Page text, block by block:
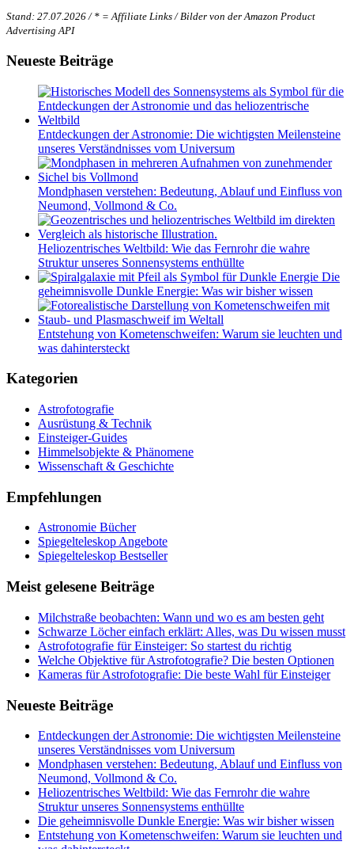
Stand: 27.07.2026 / * = Affiliate Links / Bilder von der Amazon Product
Advertising API
Neueste Beiträge
Entdeckungen der Astronomie: Die wichtigsten Meilensteine
unseres Verständnisses vom Universum
Mondphasen verstehen: Bedeutung, Ablauf und Einfluss von
Neumond, Vollmond & Co.
Heliozentrisches Weltbild: Wie das Fernrohr die wahre
Struktur unseres Sonnensystems enthüllte
Die
geheimnisvolle Dunkle Energie: Was wir bisher wissen
Entstehung von Kometenschweifen: Warum sie leuchten und
was dahintersteckt
Kategorien
Astrofotografie
Ausrüstung & Technik
Einsteiger-Guides
Himmelsobjekte & Phänomene
Wissenschaft & Geschichte
Empfehlungen
Astronomie Bücher
Spiegelteleskop Angebote
Spiegelteleskop Bestseller
Meist gelesene Beiträge
Milchstraße beobachten: Wann und wo es am besten geht
Schwarze Löcher einfach erklärt: Alles, was Du wissen musst
Astrofotografie für Einsteiger: So startest du richtig
Welche Objektive für Astrofotografie? Die besten Optionen
Kameras für Astrofotografie: Die beste Wahl für Einsteiger
Neueste Beiträge
Entdeckungen der Astronomie: Die wichtigsten Meilensteine
unseres Verständnisses vom Universum
Mondphasen verstehen: Bedeutung, Ablauf und Einfluss von
Neumond, Vollmond & Co.
Heliozentrisches Weltbild: Wie das Fernrohr die wahre
Struktur unseres Sonnensystems enthüllte
Die geheimnisvolle Dunkle Energie: Was wir bisher wissen
Entstehung von Kometenschweifen: Warum sie leuchten und